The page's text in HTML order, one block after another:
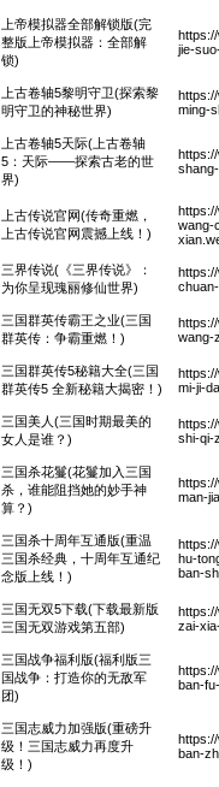
上帝模拟器全部解锁版(完
整版上帝模拟器：全部解
锁)
jie-
上古卷轴5黎明守卫(探索黎
明守卫的神秘世界)
ming-
上古卷轴5天际(上古卷轴
5：天际——探索古老的世
界)
上古传说官网(传奇重燃，
上古传说官网震撼上线！)
wang-
三界传说(《三界传说》：
为你呈现瑰丽修仙世界)
三国群英传霸王之业(三国
群英传：争霸重燃！)
wang-
三国群英传5秘籍大全(三国
群英传5 全新秘籍大揭密！)
mi-ji-
三国美人(三国时期最美的
女人是谁？)
shi-qi-
三国杀花鬘(花鬘加入三国
杀，谁能阻挡她的妙手神
算？)
man-
三国杀十周年互通版(重温
三国杀经典，十周年互通纪
念版上线！)
hu-
ban-
三国无双5下载(下载最新版
三国无双游戏第五部)
zai-
三国战争福利版(福利版三
国战争：打造你的无敌军
团)
ban-
三国志威力加强版(重磅升
级！三国志威力再度升
级！)
ban-